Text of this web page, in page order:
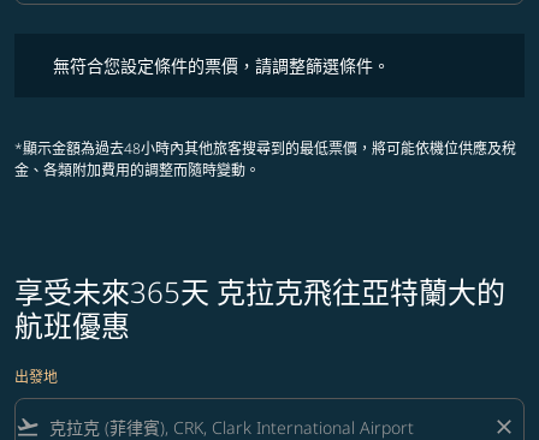
無符合您設定條件的票價，請調整篩選條件。
*顯示金額為過去48小時內其他旅客搜尋到的最低票價，將可能依機位供應及稅
金、各類附加費用的調整而隨時變動。
享受未來365天 克拉克飛往亞特蘭大的
航班優惠
出發地
flight_takeoff close